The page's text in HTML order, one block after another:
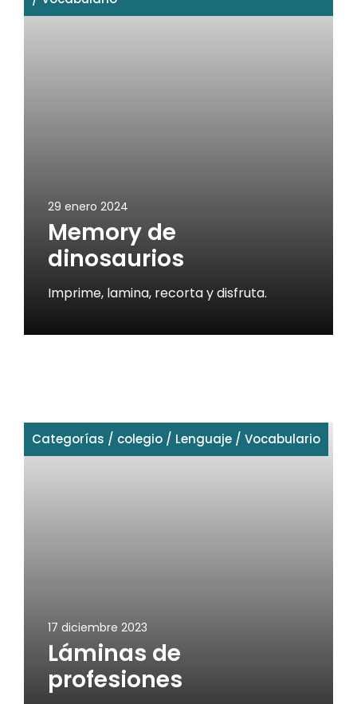
29 enero 2024
Memory de
dinosaurios
Imprime, lamina, recorta y disfruta.
Categorías / colegio / Lenguaje / Vocabulario
17 diciembre 2023
Láminas de
profesiones